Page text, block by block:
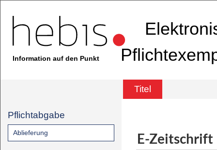
Information auf den Punkt
Titel
Pflichtabgabe
Ablieferung E-Zeitschrift